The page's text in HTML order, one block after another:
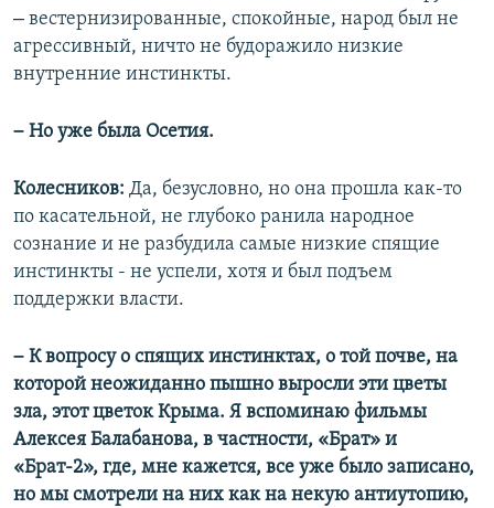
– вестернизированные, спокойные, народ был не
агрессивный, ничто не будоражило низкие
внутренние инстинкты.
– Но уже была Осетия.
Колесников: Да, безусловно, но она прошла как-то
по касательной, не глубоко ранила народное
сознание и не разбудила самые низкие спящие
инстинкты - не успели, хотя и был подъем
поддержки власти.
– К вопросу о спящих инстинктах, о той почве, на
которой неожиданно пышно выросли эти цветы
зла, этот цветок Крыма. Я вспоминаю фильмы
Алексея Балабанова, в частности, «Брат» и
«Брат-2», где, мне кажется, все уже было записано,
но мы смотрели на них как на некую антиутопию,